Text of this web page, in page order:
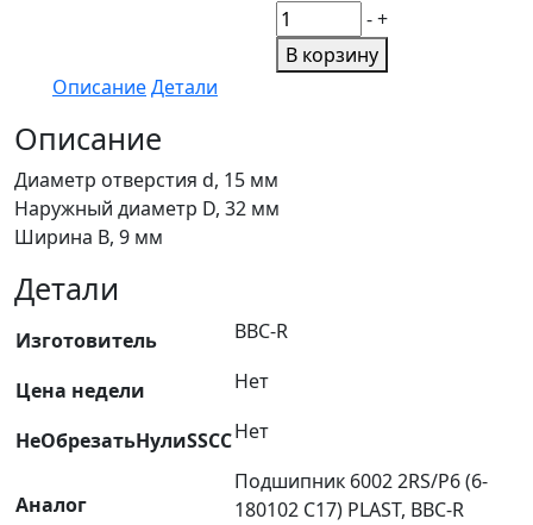
Количество
товара
Подшипник
180102
С17)
- +
В корзину
ОписаниеДетали
Описание
Диаметр отверстия d, 15 мм
Наружный диаметр D, 32 мм
Ширина B, 9 мм
Детали
Изготовитель BBC-R
Цена недели Нет
НеОбрезатьНулиSSCCНет
Аналог
Подшипник 6002 2RS/P6 (6-
180102 С17) PLAST, BBC-R